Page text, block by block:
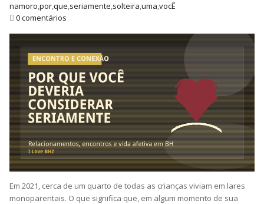
namoro,por,que,seriamente,solteira,uma,vocÊ
0 comentários
Em 2021, cerca de um quarto de todas as crianças viviam em lares
monoparentais. O que significa que, em algum momento de sua